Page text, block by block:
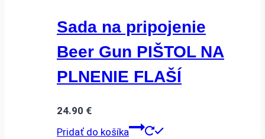
Sada na pripojenie
Beer Gun PIŠTOL NA
PLNENIE FLAŠÍ
24.90 €
Pridať do košíka